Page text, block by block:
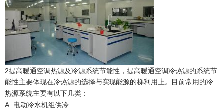
2提高暖通空调热源及冷源系统节能性，提高暖通空调冷热源的系统节
能性主要体现在冷热源的选择与实现能源的梯利用上。目前常用的冷
热源系统主要有以下几类：
A. 电动冷水机组供冷